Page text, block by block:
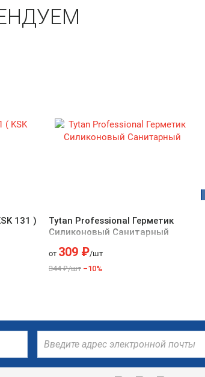
131 )
Tytan Professional Герметик
Силиконовый Санитарный
от 309 ₽/шт
344 ₽/шт –10%